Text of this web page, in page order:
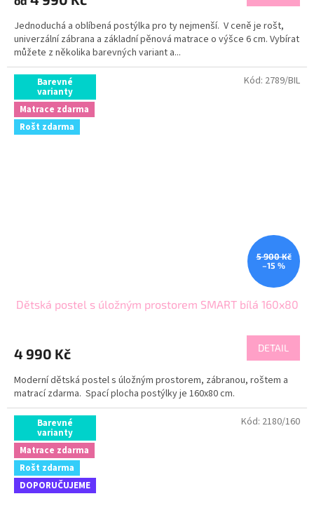
Jednoduchá a oblíbená postýlka pro ty nejmenší. V ceně je rošt,
univerzální zábrana a základní pěnová matrace o výšce 6 cm. Vybírat
můžete z několika barevných variant a...
Barevné
varianty
Matrace zdarma
Rošt zdarma
5 900 Kč
–15 %
Dětská postel s úložným prostorem SMART bílá 160x80
4 990 Kč DETAIL
Moderní dětská postel s úložným prostorem, zábranou, roštem a
matrací zdarma. Spací plocha postýlky je 160x80 cm.
Kód: 2789/BIL
Barevné
varianty
Matrace zdarma
Rošt zdarma
DOPORUČUJEME
Kód: 2180/160